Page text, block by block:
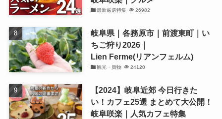
最新厳選特集 26982
岐阜県｜各務原市｜前渡東町｜い
ちご狩り2026｜
Lien Ferme(リアンフェルム)
観光・買物 24120
【2024】岐阜近郊 今日行きた
い！カフェ25選 まとめて大公開！
岐阜咲楽｜人気カフェ特集